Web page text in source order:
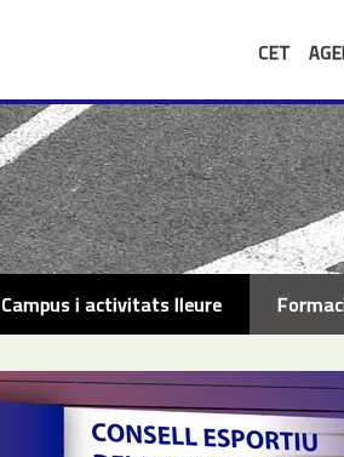
CET
Campus i activitats lleure